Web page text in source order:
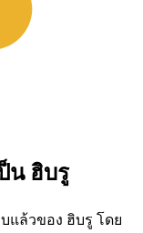
น ฮิบรู
แล้วของ ฮิบรู โดย